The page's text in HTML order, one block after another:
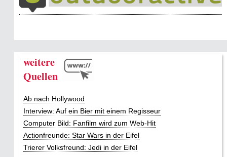
weitere
Quellen
Ab nach Hollywood
Interview: Auf ein Bier mit einem Regisseur
Computer Bild: Fanfilm wird zum Web-Hit
Actionfreunde: Star Wars in der Eifel
Trierer Volksfreund: Jedi in der Eifel